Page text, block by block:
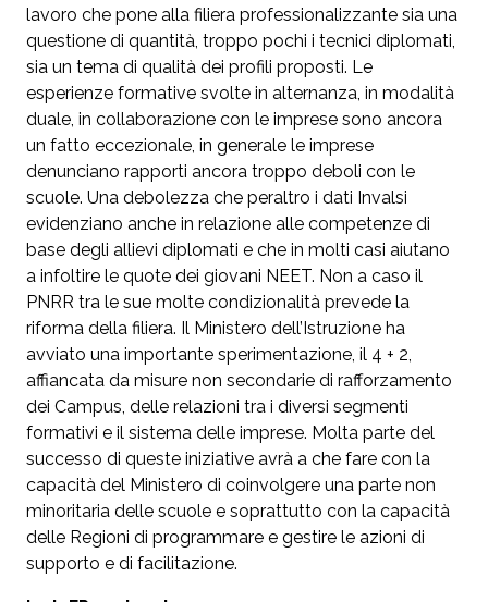
lavoro che pone alla filiera professionalizzante sia una
questione di quantità, troppo pochi i tecnici diplomati,
sia un tema di qualità dei profili proposti. Le
esperienze formative svolte in alternanza, in modalità
duale, in collaborazione con le imprese sono ancora
un fatto eccezionale, in generale le imprese
denunciano rapporti ancora troppo deboli con le
scuole. Una debolezza che peraltro i dati Invalsi
evidenziano anche in relazione alle competenze di
base degli allievi diplomati e che in molti casi aiutano
a infoltire le quote dei giovani NEET. Non a caso il
PNRR tra le sue molte condizionalità prevede la
riforma della filiera. Il Ministero dell’Istruzione ha
avviato una importante sperimentazione, il 4 + 2,
affiancata da misure non secondarie di rafforzamento
dei Campus, delle relazioni tra i diversi segmenti
formativi e il sistema delle imprese. Molta parte del
successo di queste iniziative avrà a che fare con la
capacità del Ministero di coinvolgere una parte non
minoritaria delle scuole e soprattutto con la capacità
delle Regioni di programmare e gestire le azioni di
supporto e di facilitazione.